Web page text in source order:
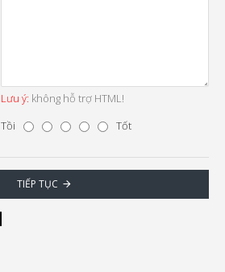
Lưu ý: không hỗ trợ HTML!
Tồi Tốt
TIẾP TỤC